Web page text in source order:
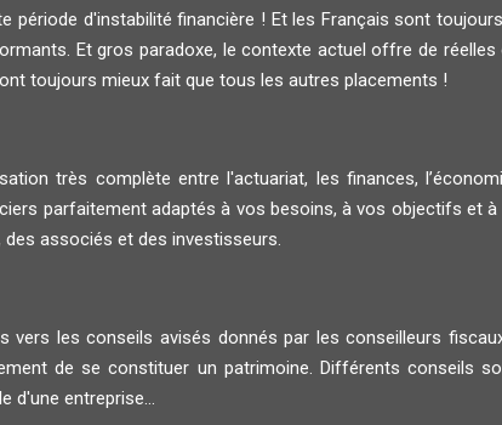
période d'instabilité financière ! Et les Français sont
Et gros paradoxe, le contexte actuel offre de
toujours mieux fait que tous les autres placements !
très complète entre l'actuariat, les finances,
parfaitement adaptés à vos besoins, à vos objectifs et
associés et des investisseurs.
vers les conseils avisés donnés par les conseilleurs
de se constituer un patrimoine. Différents conseils
d'une entreprise...